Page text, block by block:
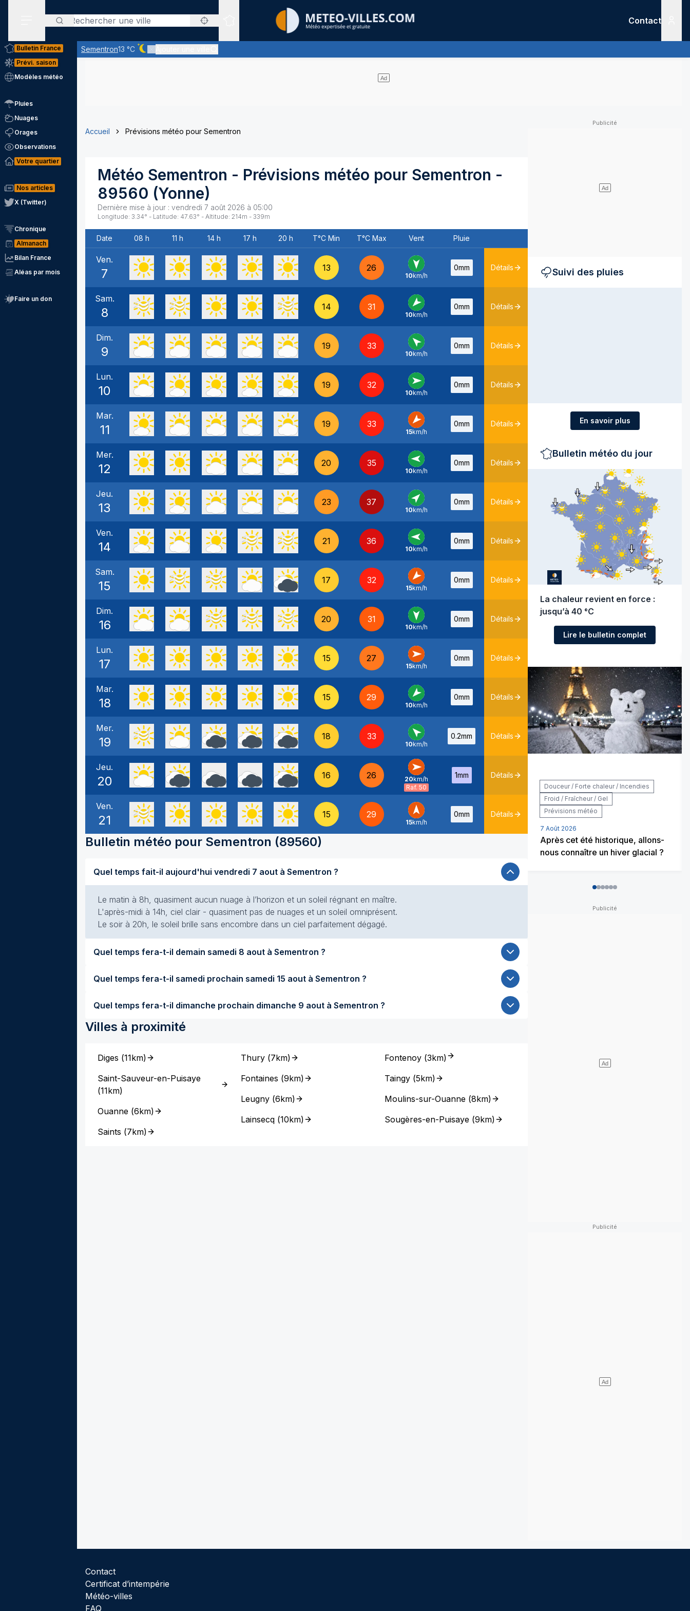
Rechercher
Sites expertis&eacute;s
Contact
Sementron13 °C
Ciel dégagé - quasiment pas de nuages
Bulletin France
Prévi. saison
Modèles météo
Pluies
Nuages
Orages
Observations
Votre quartier
Nos articles
X (Twitter)
Chronique
Almanach
Bilan France
Aléas par mois
Faire un don
Accueil Prévisions météo pour Sementron
Météo Sementron - Prévisions météo pour Sementron -
89560 (Yonne)
Dernière mise à jour : vendredi 7 août 2026 à 05:00
Longitude: 3.34° - Latitude: 47.63° - Altitude: 214m - 339m
Date 08 h 11 h 14 h 17 h 20 h T°C Min T°C Max Vent Pluie
Ven.
7 13 26
N -
10km/h
0mm Détails
Sam.
8 14 31
NE -
10km/h
0mm Détails
Dim.
9 19 33
SE -
10km/h
0mm Détails
Lun.
10 19 32
O -
10km/h
0mm Détails
Mar.
11 19 33
NE -
15km/h
0mm Détails
Mer.
12 20 35
E -
10km/h
0mm Détails
Jeu.
13 23 37
SO -
10km/h
0mm Détails
Ven.
14 21 36
E -
10km/h
0mm Détails
Sam.
15 17 32
NE -
15km/h
0mm Détails
Dim.
16 20 31
N -
10km/h
0mm Détails
Lun.
17 15 27
O -
15km/h
0mm Détails
Mar.
18 15 29
NE -
10km/h
0mm Détails
Mer.
19 18 33
SE -
10km/h
0.2mm Détails
Jeu.
20 16 26
O -
20km/h
Raf. 50
1mm Détails
Ven.
21 15 29
S -
15km/h
0mm Détails
Bulletin météo pour Sementron (89560)
Quel temps fait-il aujourd'hui vendredi 7 aout à Sementron ?
Le matin à 8h, quasiment aucun nuage à l’horizon et un soleil régnant en maître.
L'après-midi à 14h, ciel clair - quasiment pas de nuages et un soleil omniprésent.
Le soir à 20h, le soleil brille sans encombre dans un ciel parfaitement dégagé.
Quel temps fera-t-il demain samedi 8 aout à Sementron ?
Quel temps fera-t-il samedi prochain samedi 15 aout à Sementron ?
Quel temps fera-t-il dimanche prochain dimanche 9 aout à Sementron ?
Villes à proximité
Diges (11km)
Saint-Sauveur-en-Puisaye
(11km)
Ouanne (6km)
Saints (7km)
Thury (7km)
Fontaines (9km)
Leugny (6km)
Lainsecq (10km)
Fontenoy(3km)
Taingy(5km)
Moulins-sur-Ouanne(8km)
Sougères-en-Puisaye(9km)
Suivi des pluies
En savoir plus
Bulletin météo du jour
La chaleur revient en force :
jusqu’à 40 °C
Lire le bulletin complet
Douceur / Forte chaleur / Incendies
Froid / Fraîcheur / Gel
Prévisions météo
7 Août 2026
Après cet été historique, allons-
nous connaître un hiver glacial ?
Contact
Certificat d’intempérie
Météo-villes
FAQ